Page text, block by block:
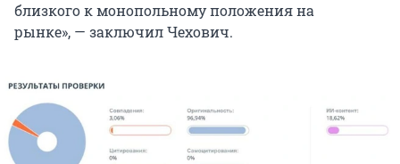
близкого к монопольному положения на
рынке», — заключил Чехович.